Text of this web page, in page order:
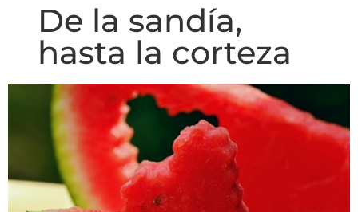
De la sandía,
hasta la corteza